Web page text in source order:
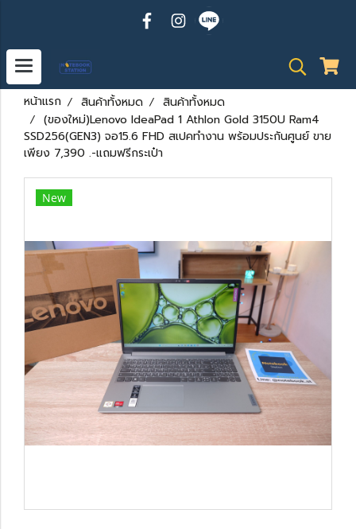
หน้าแรก สินค้าทั้งหมด
สินค้าทั้งหมด
(ของใหม่)Lenovo IdeaPad 1 Athlon Gold 3150U Ram4
SSD256(GEN3) จอ15.6 FHD สเปคทำงาน พร้อมประกันศูนย์ ขาย
เพียง 7,390 .-แถมฟรีกระเป๋า
New